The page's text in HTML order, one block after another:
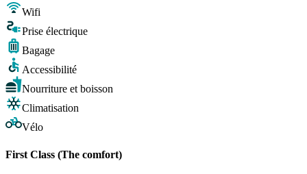
Wifi
Prise électrique
Bagage
Accessibilité
Nourriture et boisson
Climatisation
Vélo
First Class (The comfort)